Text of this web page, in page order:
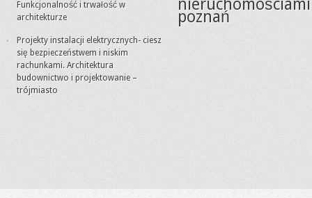
Funkcjonalność i trwałość w
architekturze
Projekty instalacji elektrycznych- ciesz
się bezpieczeństwem i niskim
rachunkami. Architektura
budownictwo i projektowanie –
trójmiasto
nieruchomościami
poznań